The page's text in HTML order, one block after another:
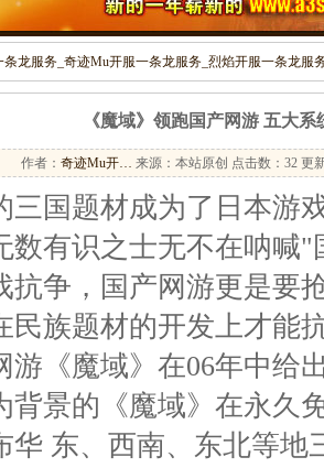
条龙服务_奇迹Mu开服一条龙服务_烈焰开服一条龙服
《魔域》领跑国产网游 五大系
作者： 奇迹Mu开… 来源：本站原创 点击数： 32 更
国题材成为了日本游
数有识之士无不在呐喊
抗争，国产网游更是要
民族题材的开发上才能
游《魔域》在06年中给
背景的《魔域》在永久
华 东、西南、东北等地